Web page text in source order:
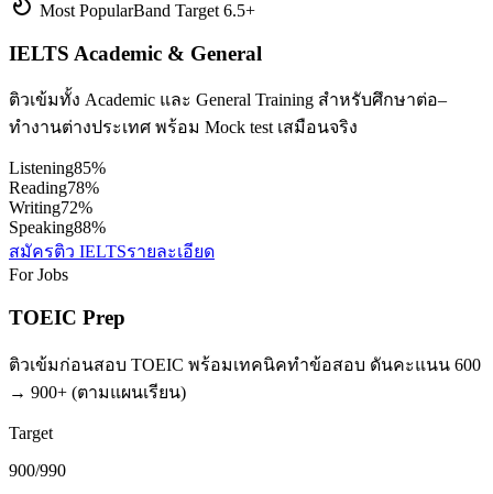
Most PopularBand Target 6.5+
IELTS Academic & General
ติวเข้มทั้ง Academic และ General Training สำหรับศึกษาต่อ–
ทำงานต่างประเทศ พร้อม Mock test เสมือนจริง
Listening85%
Reading78%
Writing72%
Speaking88%
สมัครติว IELTSรายละเอียด
For Jobs
TOEIC Prep
ติวเข้มก่อนสอบ TOEIC พร้อมเทคนิคทำข้อสอบ ดันคะแนน 600
→ 900+ (ตามแผนเรียน)
Target
900/990